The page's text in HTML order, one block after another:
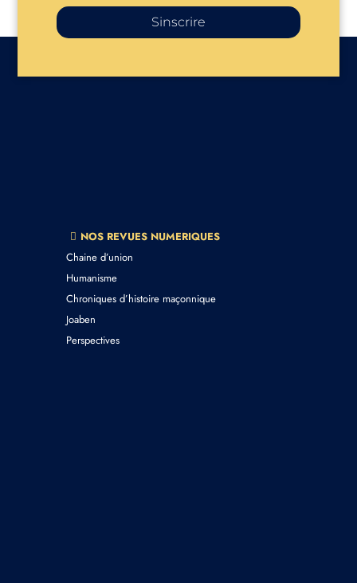
Sinscrire
NOS REVUES NUMERIQUES
Chaine d’union
Humanisme
Chroniques d’histoire maçonnique
Joaben
Perspectives